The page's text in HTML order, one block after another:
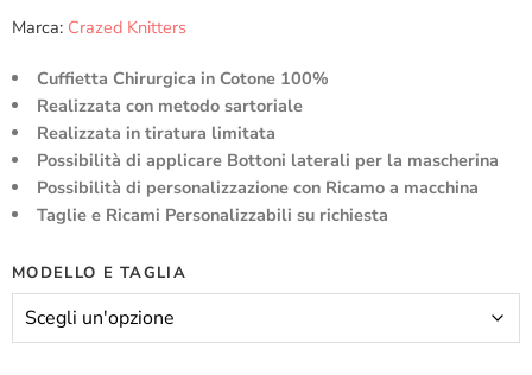
Marca: Crazed Knitters
Cuffietta Chirurgica in Cotone 100%
Realizzata con metodo sartoriale
Realizzata in tiratura limitata
Possibilità di applicare Bottoni laterali per la mascherina
Possibilità di personalizzazione con Ricamo a macchina
Taglie e Ricami Personalizzabili su richiesta
MODELLO E TAGLIA